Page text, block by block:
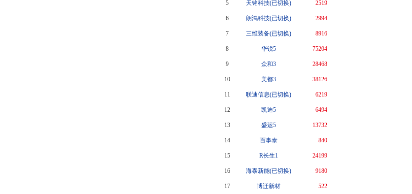
5 天铭科技(已切换) 2519
6 朗鸿科技(已切换) 2994
7 三维装备(已切换) 8916
8 华锐5 75204
9 众和3 28468
10 美都3 38126
11 联迪信息(已切换) 6219
12 凯迪5 6494
13 盛运5 13732
14 百事泰 840
15 R长生1 24199
16 海泰新能(已切换) 9180
17 博迁新材 522